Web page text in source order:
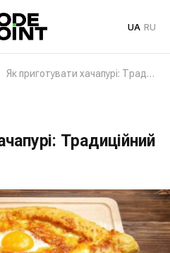
UA RU
Як приготувати хачапурі: Традиційний рецепт
Традиційний